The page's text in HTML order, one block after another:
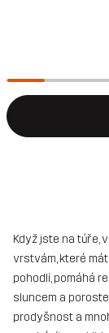
Když jste na túře,
vrstvám, které
pohodlí, pomáhá
sluncem a
prodyšnost a